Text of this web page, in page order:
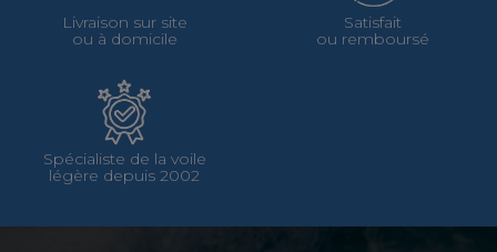
Livraison sur site
ou à domicile
Satisfait
ou remboursé
Spécialiste de la voile
légère depuis 2002